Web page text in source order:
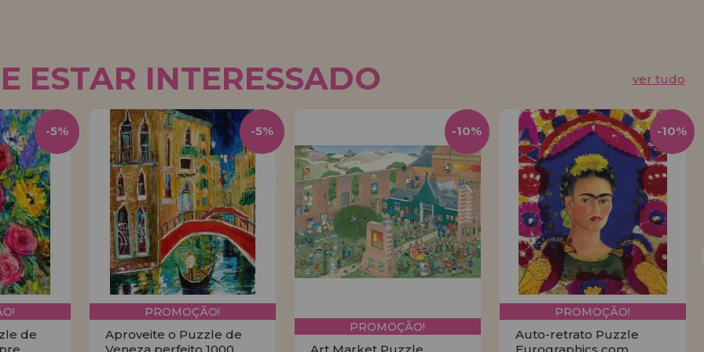
ESTAR INTERESSADO ver tudo
de
-5%
PROMOÇÃO!
Aproveite o Puzzle de
-5%
PROMOÇÃO!
-10%
PROMOÇÃO!
Auto-retrato Puzzle
-10%